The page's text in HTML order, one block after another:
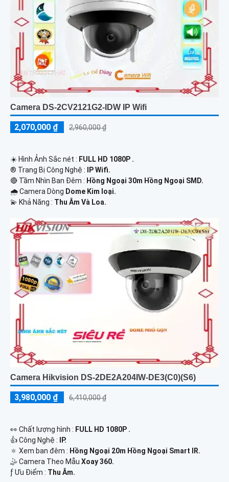
Camera DS-2CV2121G2-IDW IP Wifi
2,070,000 ₫ 2,960,000 ₫
☀️ Hình Ảnh Sắc nét : FULL HD 1080P .
®️ Trang Bị Công Nghệ :
IP Wifi.
🔴 Tầm Nhìn Ban Đêm : Hồng Ngoại 30m Hồng Ngoại SMD.
🌧️ Camera Dòng Dome Kim loại.
️💫 Khả Năng : Thu Âm Và Loa.
Camera Hikvision DS-2DE2A204IW-DE3(C0)(S6)
3,980,000 ₫ 6,410,000 ₫
️👀 Chất lượng hình : FULL HD 1080P .
👍 Công Nghệ :
IP.
🔅 Xem ban đêm : Hồng Ngoại 20m Hồng Ngoại Smart IR.
🤹 Camera Theo Mẫu Xoay 360.
️ƒ Ưu Điểm : Thu Âm.